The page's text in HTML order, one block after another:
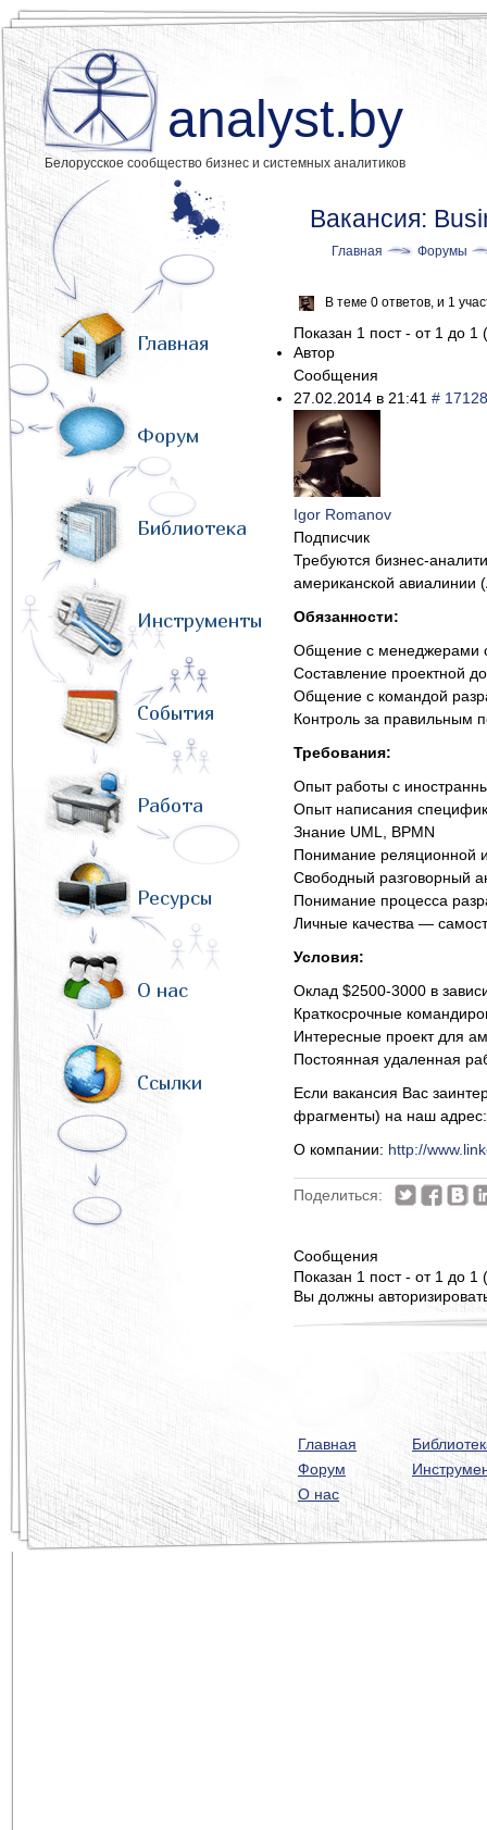
analyst.by
Белорусское сообщество бизнес и системных аналитиков
Главная
Форум
Библиотека
Инструменты
События
Работа
Ресурсы
О нас
Ссылки
Вакансия:
Главная Форумы
В теме 0 ответов, и 1
Показан 1 пост - от 1 до 1
Автор
Сообщения
27.02.2014 в 21:41 # 17128
Igor Romanov
Подписчик
Требуются бизнес-
американской авиалинии
Обязанности:
Общение с менеджерами
Составление проектной
Общение с командой
Контроль за правильным
Требования:
Опыт работы с
Опыт написания
Знание UML, BPMN
Понимание реляционной
Свободный разговорный
Понимание процесса
Личные качества —
Условия:
Оклад $2500-3000 в
Краткосрочные
Интересные проект для
Постоянная удаленная
Если вакансия Вас
фрагменты) на наш
О компании: http://
Поделиться:
Сообщения
Показан 1 пост - от 1 до 1
Вы должны
Главная
Форум
О нас